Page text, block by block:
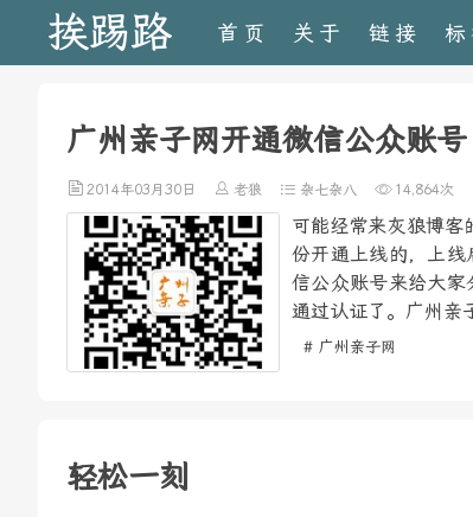
挨踢路 首页 关于 链接 标
广州亲子网开通微信公众账号
2014年03月30日 老狼 杂七杂八 14,864次
可能经常来灰狼博
份开通上线的，上
信公众账号来给大
通过认证了。广州亲
# 广州亲子网
轻松一刻